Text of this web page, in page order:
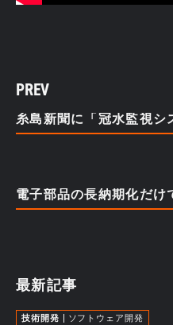
PREV
糸島新聞に「冠水監視システム」の
電子部品の長納期化だけではな
最新記事
技術開発 ソフトウェア開発